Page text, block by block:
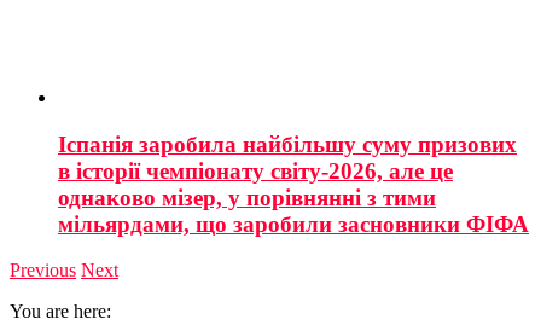
Іспанія заробила найбільшу суму призових
в історії чемпіонату світу-2026, але це
однаково мізер, у порівнянні з тими
мільярдами, що заробили засновники ФІФА
Previous Next
You are here: